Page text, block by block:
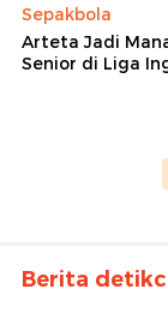
Sepakbola
Arteta Jadi
Senior di Liga
Berita